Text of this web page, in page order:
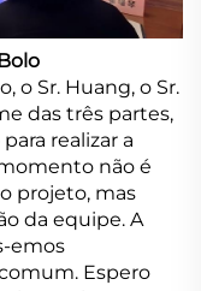
o Sr. Huang, o Sr.
das três partes,
realizar a
não é
projeto, mas
da equipe. A
emos
Espero